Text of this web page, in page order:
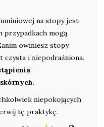
na stopy jest
przypadkach mogą
owiniesz stopy
czysta i niepodrażniona.
niepokojących
tę praktykę.